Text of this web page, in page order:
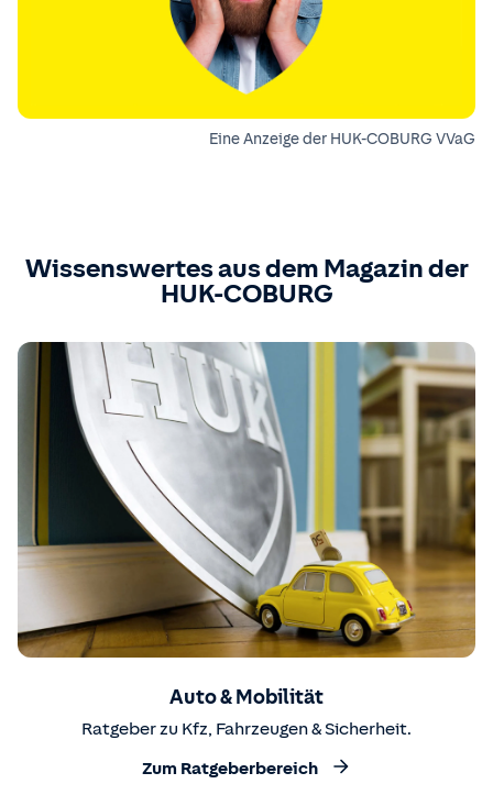
Eine Anzeige der HUK-COBURG VVaG
Wissenswertes aus dem Magazin der
HUK-COBURG
Auto & Mobilität
Ratgeber zu Kfz, Fahrzeugen & Sicherheit.
Zum Ratgeberbereich